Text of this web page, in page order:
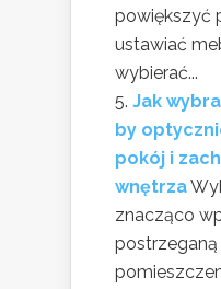
powiększyć
ustawiać
wybierać...
Jak
by
pokój i
wnętrza
znacząco